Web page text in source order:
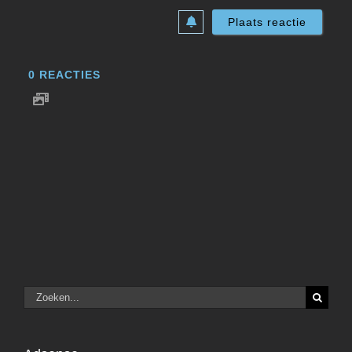
0 REACTIES
Zoeken
naar: